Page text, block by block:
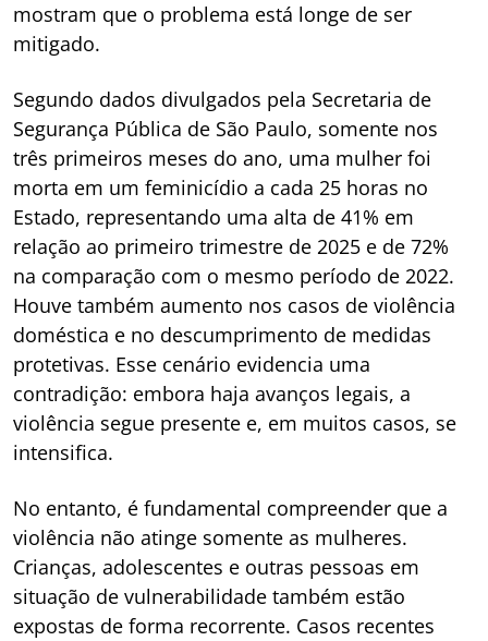
mostram que o problema está longe de ser
mitigado.
Segundo dados divulgados pela Secretaria de
Segurança Pública de São Paulo, somente nos
três primeiros meses do ano, uma mulher foi
morta em um feminicídio a cada 25 horas no
Estado, representando uma alta de 41% em
relação ao primeiro trimestre de 2025 e de 72%
na comparação com o mesmo período de 2022.
Houve também aumento nos casos de violência
doméstica e no descumprimento de medidas
protetivas. Esse cenário evidencia uma
contradição: embora haja avanços legais, a
violência segue presente e, em muitos casos, se
intensifica.
No entanto, é fundamental compreender que a
violência não atinge somente as mulheres.
Crianças, adolescentes e outras pessoas em
situação de vulnerabilidade também estão
expostas de forma recorrente. Casos recentes